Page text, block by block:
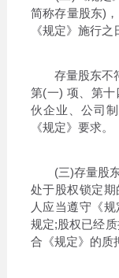
简称存量股东)
《规定》施行
存量股东不符
第(一) 项、第
伙企业、公司
《规定》要求。
(三)存量股东
处于股权锁定期
人应当遵守《
规定;股权已经
合《规定》的质